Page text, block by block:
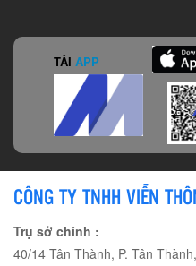
TẢI APP
CÔNG TY TNHH VIỄN
Trụ sở chính :
40/14 Tân Thành, P. Tân